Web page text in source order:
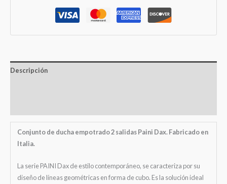
Descripción
Conjunto de ducha empotrado 2 salidas Paini Dax. Fabricado en
Italia.
La serie PAINI Dax de estilo contemporáneo, se caracteriza por su
diseño de líneas geométricas en forma de cubo. Es la solución ideal